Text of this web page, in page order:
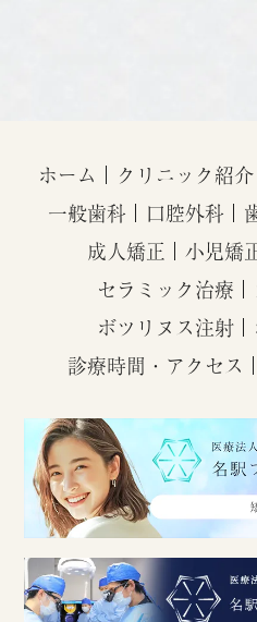
ホーム クリニック紹介
一般歯科
口腔外科
成人矯正
小児矯
セラミック治療
ボツリヌス注射
診療時間・アクセス